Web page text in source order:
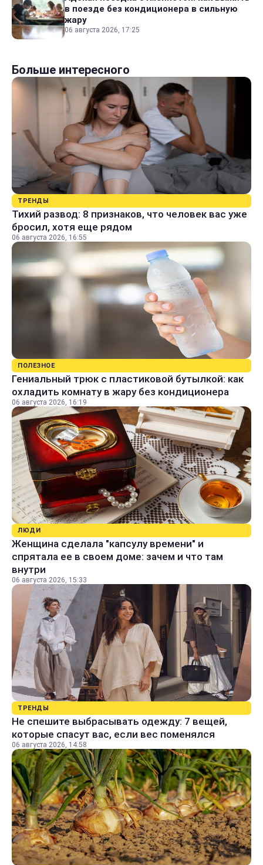
в поезде без кондиционера в сильную
жару
06 августа 2026, 17:25
Больше интересного
ТРЕНДЫ
Тихий развод: 8 признаков, что человек вас уже
бросил, хотя еще рядом
06 августа 2026, 16:55
ПОЛЕЗНОЕ
Гениальный трюк с пластиковой бутылкой: как
охладить комнату в жару без кондиционера
06 августа 2026, 16:19
ЛЮДИ
Женщина сделала "капсулу времени" и
спрятала ее в своем доме: зачем и что там
внутри
06 августа 2026, 15:33
ТРЕНДЫ
Не спешите выбрасывать одежду: 7 вещей,
которые спасут вас, если вес поменялся
06 августа 2026, 14:58